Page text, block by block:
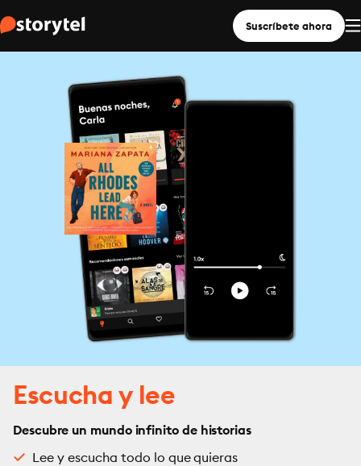
Suscríbete ahora
Escucha y lee
Descubre un mundo infinito de historias
Lee y escucha todo lo que quieras